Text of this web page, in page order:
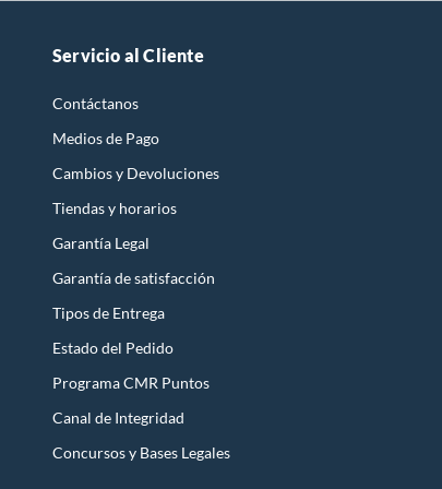
Servicio al Cliente
Contáctanos
Medios de Pago
Cambios y Devoluciones
Tiendas y horarios
Garantía Legal
Garantía de satisfacción
Tipos de Entrega
Estado del Pedido
Programa CMR Puntos
Canal de Integridad
Concursos y Bases Legales